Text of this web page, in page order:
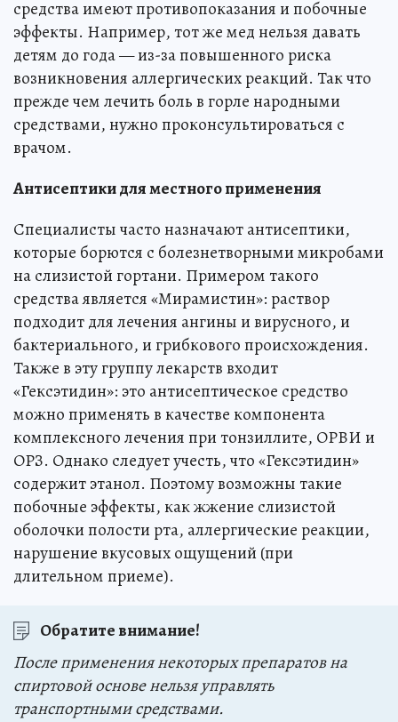
средства имеют противопоказания и побочные
эффекты. Например, тот же мед нельзя давать
детям до года — из-за повышенного риска
возникновения аллергических реакций. Так что
прежде чем лечить боль в горле народными
средствами, нужно проконсультироваться с
врачом.
Антисептики для местного применения
Специалисты часто назначают антисептики,
которые борются с болезнетворными микробами
на слизистой гортани. Примером такого
средства является «Мирамистин»: раствор
подходит для лечения ангины и вирусного, и
бактериального, и грибкового происхождения.
Также в эту группу лекарств входит
«Гексэтидин»: это антисептическое средство
можно применять в качестве компонента
комплексного лечения при тонзиллите, ОРВИ и
ОРЗ. Однако следует учесть, что «Гексэтидин»
содержит этанол. Поэтому возможны такие
побочные эффекты, как жжение слизистой
оболочки полости рта, аллергические реакции,
нарушение вкусовых ощущений (при
длительном приеме).
Обратите внимание!
После применения некоторых препаратов на
спиртовой основе нельзя управлять
транспортными средствами.